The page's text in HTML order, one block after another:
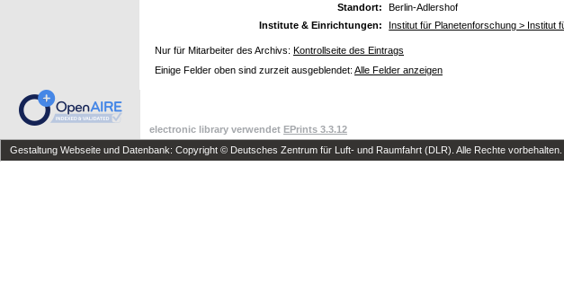
Standort:
Berlin-Adlershof
Institute & Einrichtungen:
Institut für Planetenforschung > Institut
Nur für Mitarbeiter des Archivs: Kontrollseite des Eintrags
Einige Felder oben sind zurzeit ausgeblendet: Alle Felder anzeigen
electronic library verwendet EPrints 3.3.12
Gestaltung Webseite und Datenbank: Copyright © Deutsches Zentrum für Luft- und Raumfahrt (DLR). Alle Rechte vorbehalten.